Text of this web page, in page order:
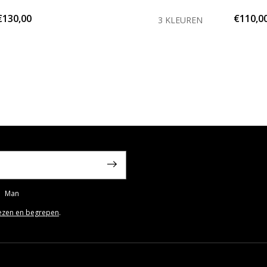
3 KLEUREN
Man
en begrepen.